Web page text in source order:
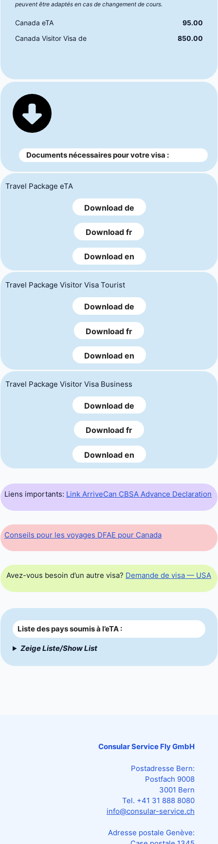
peuvent être adaptés en cas de changement de cours.
Canada eTA
95.00
Canada Visitor Visa de
850.00
Documents nécessaires pour votre visa :
Travel Package eTA
Download de
Download fr
Download en
Travel Package Visitor Visa Tourist
Download de
Download fr
Download en
Travel Package Visitor Visa Business
Download de
Download fr
Download en
Liens importants: Link ArriveCan CBSA Advance Declaration
Conseils pour les voyages DFAE pour Canada
Avez-vous besoin d’un autre visa? Demande de visa — USA
Liste des pays soumis à l’eTA :
Zeige Liste/Show List
Consular Service Fly GmbH
Postadresse Bern:
Postfach 9008
3001 Bern
Tel. +41 31 888 8080
info@consular-service.ch
Adresse postale Genève: